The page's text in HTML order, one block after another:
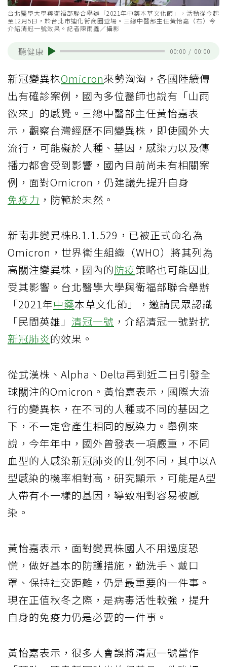
台北醫學大學與衛福部聯合舉辦「2021年中藥本草文化節」，活動從今起
至12月5日，於台北市迪化街商圈登場。三總中醫部主任黃怡嘉（右）今
介紹清冠一號效果。記者陳雨鑫／攝影
聽健康 00:00 / 00:00
新冠變異株Omicron來勢洶洶，各國陸續傳
出有確診案例，國內多位醫師也說有「山雨
欲來」的感覺。三總中醫部主任黃怡嘉表
示，觀察台灣經歷不同變異株，即使國外大
流行，可能礙於人種、基因，感染力以及傳
播力都會受到影響，國內目前尚未有相關案
例，面對Omicron，仍建議先提升自身
免疫力 ，防範於未然。
新南非變異株B.1.1.529，已被正式命名為
Omicron，世界衛生組織（WHO）將其列為
高關注變異株，國內的防疫策略也可能因此
受其影響。台北醫學大學與衛福部聯合舉辦
「2021年中藥本草文化節」，邀請民眾認識
「民間英雄」 清冠一號 ，介紹清冠一號對抗
新冠肺炎的效果。
從武漢株、Alpha、Delta再到近二日引發全
球關注的Omicron。黃怡嘉表示，國際大流
行的變異株，在不同的人種或不同的基因之
下，不一定會產生相同的感染力。舉例來
說，今年年中，國外曾發表一項嚴重，不同
血型的人感染新冠肺炎的比例不同，其中以A
型感染的機率相對高，研究顯示，可能是A型
人帶有不一樣的基因，導致相對容易被感
染。
黃怡嘉表示，面對變異株國人不用過度恐
慌，做好基本的防護措施，勤洗手、戴口
罩、保持社交距離，仍是最重要的一件事。
現在正值秋冬之際，是病毒活性較強，提升
自身的免疫力仍是必要的一件事。
黃怡嘉表示，很多人會誤將清冠一號當作